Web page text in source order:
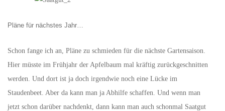
Pläne für nächstes Jahr…
Schon fange ich an, Pläne zu schmieden für die nächste Gartensaison.
Hier müsste im Frühjahr der Apfelbaum mal kräftig zurückgeschnitten
werden. Und dort ist ja doch irgendwie noch eine Lücke im
Staudenbeet. Aber da kann man ja Abhilfe schaffen. Und wenn man
jetzt schon darüber nachdenkt, dann kann man auch schonmal Saatgut